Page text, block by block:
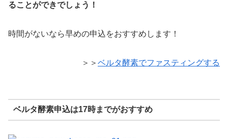
ることができでしょう！
時間がないなら早めの申込をおすすめします！
＞＞ ベルタ酵素でファスティングする
ベルタ酵素申込は17時までがおすすめ